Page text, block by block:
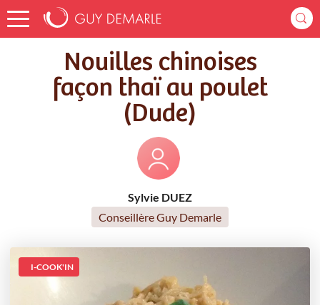
Accueil
Recettes
Nouilles chinoises façon thaï au poulet (Dude)
Nouilles chinoises
façon thaï au poulet
(Dude)
Sylvie DUEZ
Conseillère Guy Demarle
I-COOK'IN